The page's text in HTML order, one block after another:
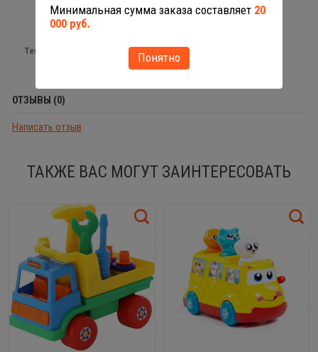
Теги:
ОТЗЫВЫ (0)
Написать отзыв
ТАКЖЕ ВАС МОГУТ ЗАИНТЕРЕСОВАТЬ
Минимальная сумма заказа составляет 20
000 руб.
Понятно